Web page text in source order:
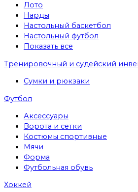
Лото
Нарды
Настольный баскетбол
Настольный футбол
Показать все
Тренировочный и судейский
Сумки и рюкзаки
Футбол
Аксессуары
Ворота и сетки
Костюмы спортивные
Мячи
Форма
Футбольная обувь
Хоккей